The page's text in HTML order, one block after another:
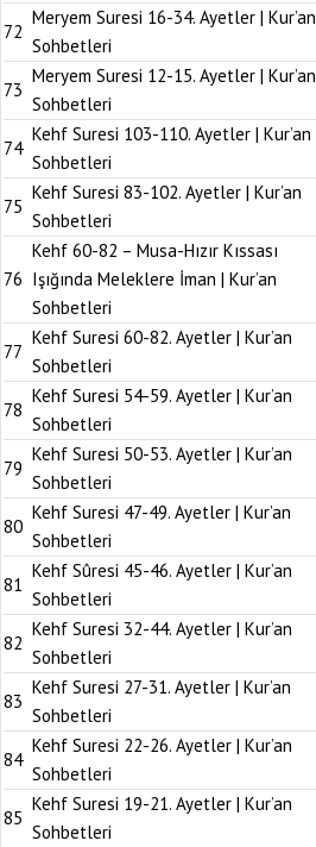
72
Meryem Suresi 16-34. Ayetler | Kur’an
Sohbetleri
73
Meryem Suresi 12-15. Ayetler | Kur’an
Sohbetleri
74
Kehf Suresi 103-110. Ayetler | Kur’an
Sohbetleri
75
Kehf Suresi 83-102. Ayetler | Kur’an
Sohbetleri
76
Kehf 60-82 – Musa-Hızır Kıssası
Işığında Meleklere İman | Kur’an
Sohbetleri
77
Kehf Suresi 60-82. Ayetler | Kur’an
Sohbetleri
78
Kehf Suresi 54-59. Ayetler | Kur’an
Sohbetleri
79
Kehf Suresi 50-53. Ayetler | Kur’an
Sohbetleri
80
Kehf Suresi 47-49. Ayetler | Kur’an
Sohbetleri
81
Kehf Sûresi 45-46. Ayetler | Kur’an
Sohbetleri
82
Kehf Suresi 32-44. Ayetler | Kur’an
Sohbetleri
83
Kehf Suresi 27-31. Ayetler | Kur’an
Sohbetleri
84
Kehf Suresi 22-26. Ayetler | Kur’an
Sohbetleri
85
Kehf Suresi 19-21. Ayetler | Kur’an
Sohbetleri